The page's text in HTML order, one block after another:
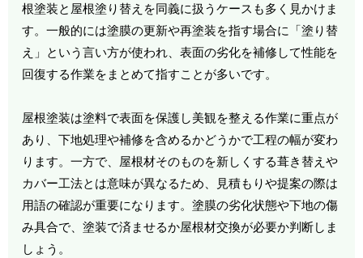
根塗装と屋根塗り替えを同義に扱うケースも多く見かけま
す。一般的には塗膜の更新や再塗装を指す場合に「塗り替
え」という言い方が使われ、表面の劣化を補修して性能を
回復する作業をまとめて指すことが多いです。
屋根塗装は塗料で表面を保護し美観を整える作業に重点が
あり、下地処理や補修を含めるかどうかで工程の幅が変わ
ります。一方で、屋根材そのものを新しくする葺き替えや
カバー工法とは意味が異なるため、見積もりや提案の際は
用語の確認が重要になります。塗膜の劣化状態や下地の傷
み具合で、塗装で済ませるか屋根材交換が必要か判断しま
しょう。